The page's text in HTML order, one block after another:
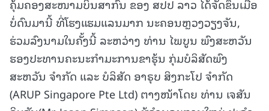
ຄຸ້ມຄອງສະໜາມບິນສາກົນ ຂອງ ສປປ ລາວ ໄດ້ຈັດຂຶ້ນເມື່ອ
ບໍ່ດົນມານີ້ ທີ່ໂຮງແຮມແລນມາກ ນະຄອນຫຼວງວຽງຈັນ,
ຮ່ວມລົງນາມໃນຄັ້ງນີ້ ລະຫວ່າງ ທ່ານ ໄພບູນ ພົງສະຫວັນ
ຮອງປະທານຄະນະກຳມະການຂາຮຸ້ນ ກຸ່ມບໍລິສັດພົງ
ສະຫວັນ ຈຳກັດ ແລະ ບໍລິສັດ ອາຣຸບ ສິງກະໂປ ຈໍາກັດ
(ARUP Singapore Pte Ltd) ຕາງໜ້າໂດຍ ທ່ານ ເຈສັນ